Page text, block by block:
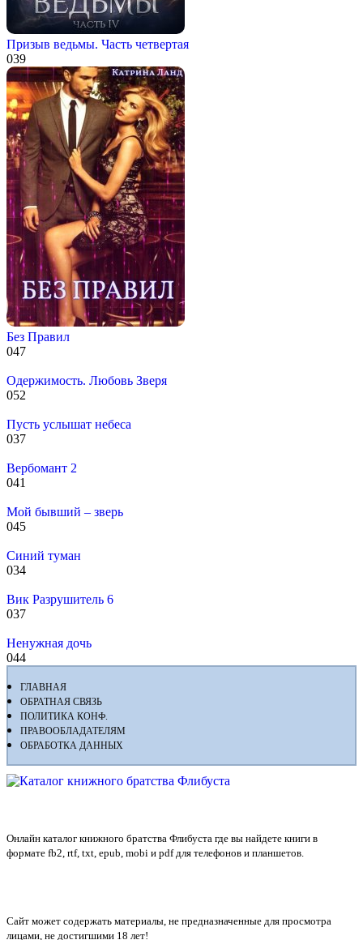
Призыв ведьмы. Часть четвертая
039
Без Правил
047
Одержимость. Любовь Зверя
052
Пусть услышат небеса
037
Вербомант 2
041
Мой бывший – зверь
045
Синий туман
034
Вик Разрушитель 6
037
Ненужная дочь
044
ГЛАВНАЯ
ОБРАТНАЯ СВЯЗЬ
ПОЛИТИКА КОНФ.
ПРАВООБЛАДАТЕЛЯМ
ОБРАБОТКА ДАННЫХ
Онлайн каталог книжного братства Флибуста где вы найдете книги в
формате fb2, rtf, txt, epub, mobi и pdf для телефонов и планшетов.
Сайт может содержать материалы, не предназначенные для просмотра
лицами, не достигшими 18 лет!